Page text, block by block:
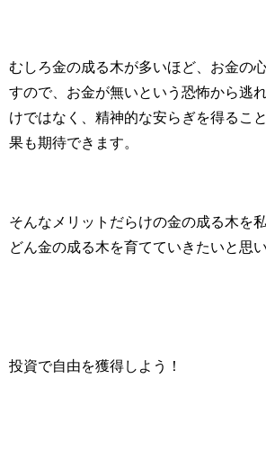
むしろ金の成る木が多いほど、お金の
すので、お金が無いという恐怖から逃
けではなく、精神的な安らぎを得るこ
果も期待できます。
そんなメリットだらけの金の成る木を
どん金の成る木を育てていきたいと思い
投資で自由を獲得しよう！